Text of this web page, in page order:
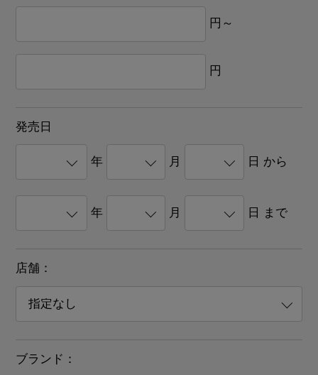
円～
円
発売日
年 月 日 から
年 月 日 まで
店舗：
ブランド：